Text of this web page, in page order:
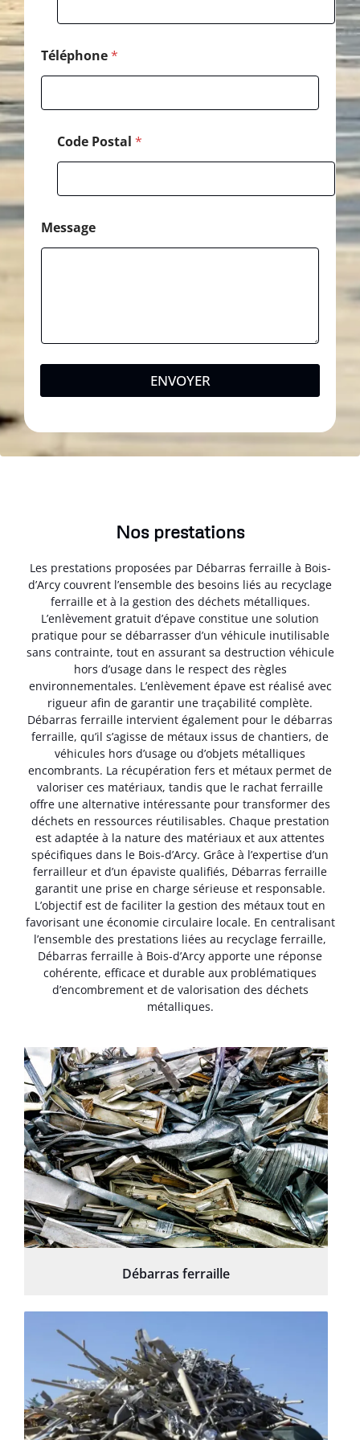
l
é
p
h
o
e
Téléphone*
Code Postal *
Message
ENVOYER
Nos prestations
Les prestations proposées par Débarras ferraille à Bois-
d’Arcy couvrent l’ensemble des besoins liés au recyclage
ferraille et à la gestion des déchets métalliques.
L’enlèvement gratuit d’épave constitue une solution
pratique pour se débarrasser d’un véhicule inutilisable
sans contrainte, tout en assurant sa destruction véhicule
hors d’usage dans le respect des règles
environnementales. L’enlèvement épave est réalisé avec
rigueur afin de garantir une traçabilité complète.
Débarras ferraille intervient également pour le débarras
ferraille, qu’il s’agisse de métaux issus de chantiers, de
véhicules hors d’usage ou d’objets métalliques
encombrants. La récupération fers et métaux permet de
valoriser ces matériaux, tandis que le rachat ferraille
offre une alternative intéressante pour transformer des
déchets en ressources réutilisables. Chaque prestation
est adaptée à la nature des matériaux et aux attentes
spécifiques dans le Bois-d’Arcy. Grâce à l’expertise d’un
ferrailleur et d’un épaviste qualifiés, Débarras ferraille
garantit une prise en charge sérieuse et responsable.
L’objectif est de faciliter la gestion des métaux tout en
favorisant une économie circulaire locale. En centralisant
l’ensemble des prestations liées au recyclage ferraille,
Débarras ferraille à Bois-d’Arcy apporte une réponse
cohérente, efficace et durable aux problématiques
d’encombrement et de valorisation des déchets
métalliques.
Débarras ferraille